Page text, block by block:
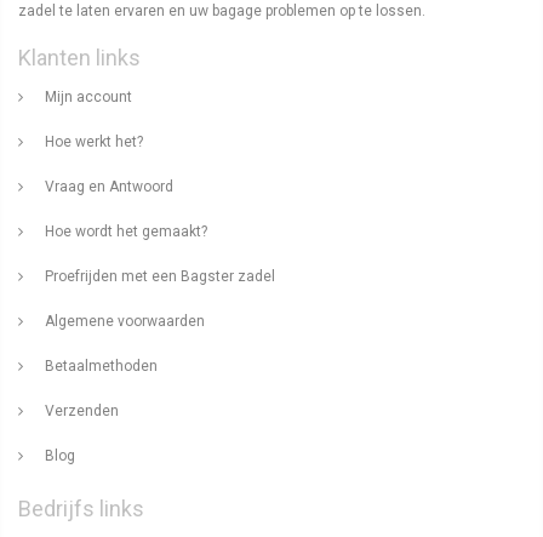
zadel te laten ervaren en uw bagage problemen op te lossen.
Klanten links
Mijn account
Hoe werkt het?
Vraag en Antwoord
Hoe wordt het gemaakt?
Proefrijden met een Bagster zadel
Algemene voorwaarden
Betaalmethoden
Verzenden
Blog
Bedrijfs links